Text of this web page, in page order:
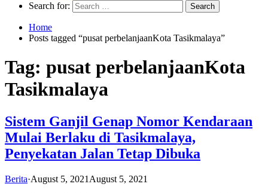
Search for:
Home
Posts tagged “pusat perbelanjaanKota Tasikmalaya”
Tag: pusat perbelanjaanKota
Tasikmalaya
Sistem Ganjil Genap Nomor Kendaraan
Mulai Berlaku di Tasikmalaya,
Penyekatan Jalan Tetap Dibuka
Berita·August 5, 2021 August 5, 2021